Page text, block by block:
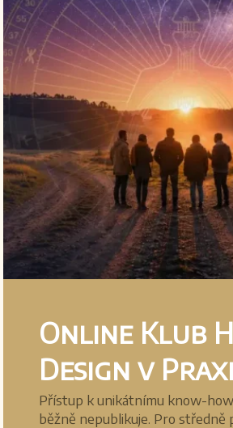
Online Klub
Design v Praxi
Přístup k unikátnímu know-
běžně nepublikuje. Pro středně